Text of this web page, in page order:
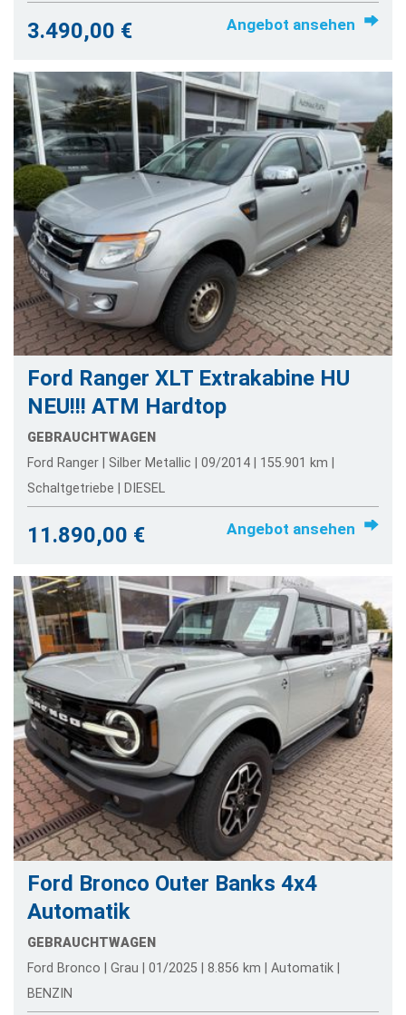
3.490,00 € Angebot ansehen
Ford Ranger XLT Extrakabine HU
NEU!!! ATM Hardtop
GEBRAUCHTWAGEN
Ford Ranger | Silber Metallic | 09/2014 | 155.901 km |
Schaltgetriebe | DIESEL
11.890,00 € Angebot ansehen
Ford Bronco Outer Banks 4x4
Automatik
GEBRAUCHTWAGEN
Ford Bronco | Grau | 01/2025 | 8.856 km | Automatik |
BENZIN